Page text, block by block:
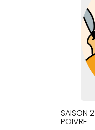
SAISON
POIVRE